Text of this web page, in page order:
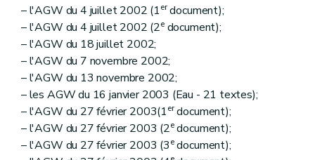
– l'AGW du 4 juillet 2002 (1erdocument);
– l'AGW du 4 juillet 2002 (2edocument);
– l'AGW du 18 juillet 2002;
– l'AGW du 7 novembre 2002;
– l'AGW du 13 novembre 2002;
– les AGW du 16 janvier 2003 (Eau - 21 textes);
– l'AGW du 27 février 2003(1erdocument);
– l'AGW du 27 février 2003 (2edocument);
– l'AGW du 27 février 2003 (3edocument);